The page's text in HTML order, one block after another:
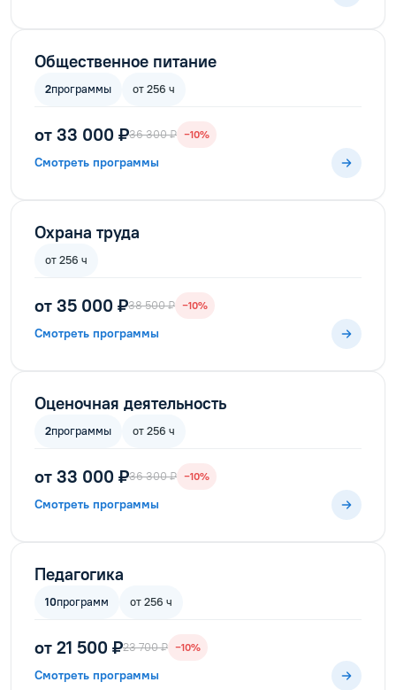
Общественное питание
2программы от 256 ч
от 33 000 ₽36 300 ₽ −10%
Смотреть программы
Охрана труда
от 256 ч
от 35 000 ₽38 500 ₽ −10%
Смотреть программы
Оценочная деятельность
2программы от 256 ч
от 33 000 ₽36 300 ₽ −10%
Смотреть программы
Педагогика
10программ от 256 ч
от 21 500 ₽23 700 ₽ −10%
Смотреть программы